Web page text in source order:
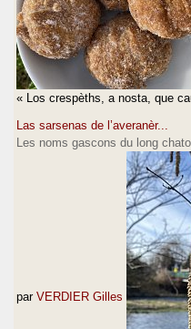
« Los crespèths, a nosta, que
Las sarsenas de l’averanèr...
Les noms gascons du long
par VERDIER Gilles